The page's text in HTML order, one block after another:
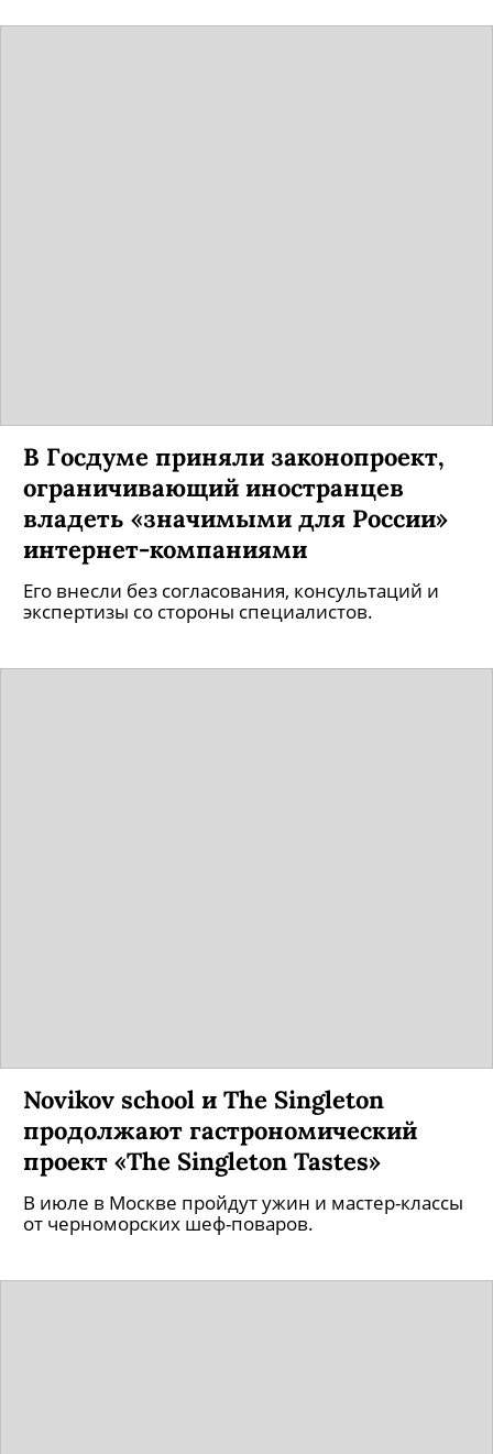
В Госдуме приняли законопроект,
ограничивающий иностранцев
владеть «значимыми для России»
интернет-компаниями
Его внесли без согласования, консультаций и
экспертизы со стороны специалистов.
Novikov school и The Singleton
продолжают гастрономический
проект «The Singleton Tastes»
В июле в Москве пройдут ужин и мастер-классы
от черноморских шеф-поваров.